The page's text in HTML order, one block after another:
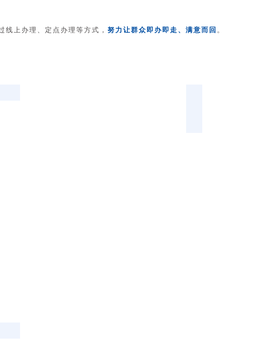
线上办理、定点办理等方式，努力让群众即办即走、满意而回 。